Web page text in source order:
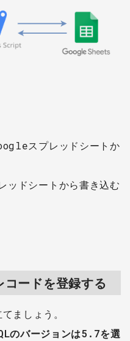
スプレッドシートか
ドシートから書き込む
ードを登録する
ましょう。
のバージョンは5.7を選